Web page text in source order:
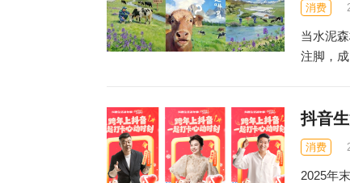
消费
当水泥
注脚，
抖音
消费
2025年